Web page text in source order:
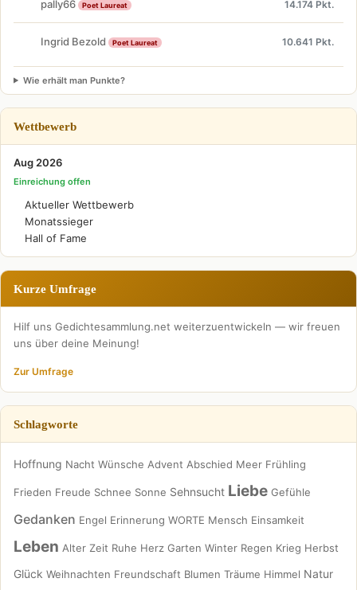
pally66 Poet Laureat 14.174 Pkt.
Ingrid Bezold Poet Laureat 10.641 Pkt.
Wie erhält man Punkte?
Wettbewerb
Aug 2026
Einreichung offen
Aktueller Wettbewerb
Monatssieger
Hall of Fame
Kurze Umfrage
Hilf uns Gedichtesammlung.net weiterzuentwickeln — wir freuen
uns über deine Meinung!
Zur Umfrage
Schlagworte
Hoffnung Nacht Wünsche Advent Abschied Meer Frühling
Frieden Freude Schnee Sonne Sehnsucht Liebe Gefühle
Gedanken Engel Erinnerung WORTE Mensch Einsamkeit
Leben Alter Zeit Ruhe Herz Garten Winter Regen Krieg Herbst
Glück Weihnachten Freundschaft Blumen Träume Himmel Natur